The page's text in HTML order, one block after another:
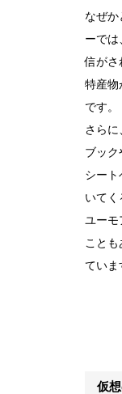
なぜか
ーでは
信がさ
特産物
です。
さらに
ブック
シー
いてく
ユーモ
こと
ていま
仮